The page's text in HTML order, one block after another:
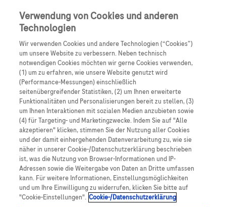
Skip to main content 0
Produkte Artikel
Es tut uns leid, aber es gibt keine Ergebnisse für:
Über Roche
Impressum
Rechtliche Hinweise
Datenschutz
Verwendung von Cookies und anderen
Technologien
Wir verwenden Cookies und andere Technologien (“Cookies”)
um unsere Website zu verbessern. Neben technisch
notwendigen Cookies möchten wir gerne Cookies verwenden,
(1) um zu erfahren, wie unsere Website genutzt wird
(Performance-Messungen) einschließlich
seitenübergreifender Statistiken, (2) um Ihnen erweiterte
Funktionalitäten und Personalisierungen bereit zu stellen, (3)
um Ihnen Interaktionen mit sozialen Medien anzubieten sowie
(4) für Targeting- und Marketingzwecke. Indem Sie auf "Alle
akzeptieren" klicken, stimmen Sie der Nutzung aller Cookies
und der damit einhergehenden Datenverarbeitung zu, wie sie
näher in unserer Cookie-/Datenschutzerklärung beschrieben
ist, was die Nutzung von Browser-Informationen und IP-
Adressen sowie die Weitergabe von Daten an Dritte umfassen
kann. Für weitere Informationen, Einstellungsmöglichkeiten
und um Ihre Einwilligung zu widerrufen, klicken Sie bitte auf
"Cookie-Einstellungen". Cookie-/Datenschutzerklärung